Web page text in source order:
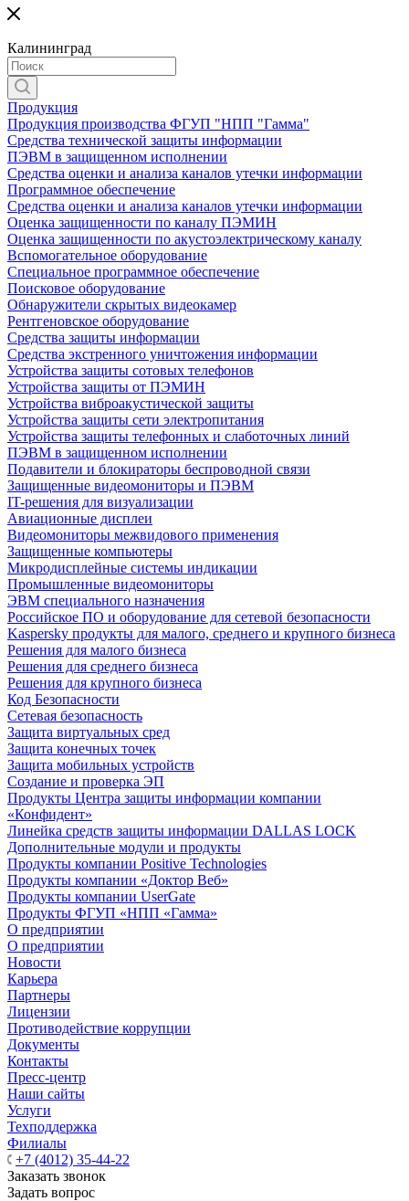
Калининград
Продукция
Продукция производства ФГУП "НПП "Гамма"
Средства технической защиты информации
ПЭВМ в защищенном исполнении
Средства оценки и анализа каналов утечки информации
Программное обеспечение
Средства оценки и анализа каналов утечки информации
Оценка защищенности по каналу ПЭМИН
Оценка защищенности по акустоэлектрическому каналу
Вспомогательное оборудование
Специальное программное обеспечение
Поисковое оборудование
Обнаружители скрытых видеокамер
Рентгеновское оборудование
Средства защиты информации
Средства экстренного уничтожения информации
Устройства защиты сотовых телефонов
Устройства защиты от ПЭМИН
Устройства виброакустической защиты
Устройства защиты сети электропитания
Устройства защиты телефонных и слаботочных линий
ПЭВМ в защищенном исполнении
Подавители и блокираторы беспроводной связи
Защищенные видеомониторы и ПЭВМ
IT-решения для визуализации
Авиационные дисплеи
Видеомониторы межвидового применения
Защищенные компьютеры
Микродисплейные системы индикации
Промышленные видеомониторы
ЭВМ специального назначения
Российское ПО и оборудование для сетевой безопасности
Kaspersky продукты для малого, среднего и крупного бизнеса
Решения для малого бизнеса
Решения для среднего бизнеса
Решения для крупного бизнеса
Код Безопасности
Сетевая безопасность
Защита виртуальных сред
Защита конечных точек
Защита мобильных устройств
Создание и проверка ЭП
Продукты Центра защиты информации компании
«Конфидент»
Линейка средств защиты информации DALLAS LOCK
Дополнительные модули и продукты
Продукты компании Positive Technologies
Продукты компании «Доктор Веб»
Продукты компании UserGate
Продукты ФГУП «НПП «Гамма»
О предприятии
О предприятии
Новости
Карьера
Партнеры
Лицензии
Противодействие коррупции
Документы
Контакты
Пресс-центр
Наши сайты
Услуги
Техподдержка
Филиалы
+7 (4012) 35-44-22
Заказать звонок
Задать вопрос